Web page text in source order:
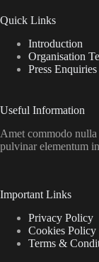
Quick Links
Introduction
Organisation
Press Enquiries
Useful Information
Amet commodo
pulvinar elementum
Important Links
Privacy Policy
Cookies Policy
Terms &